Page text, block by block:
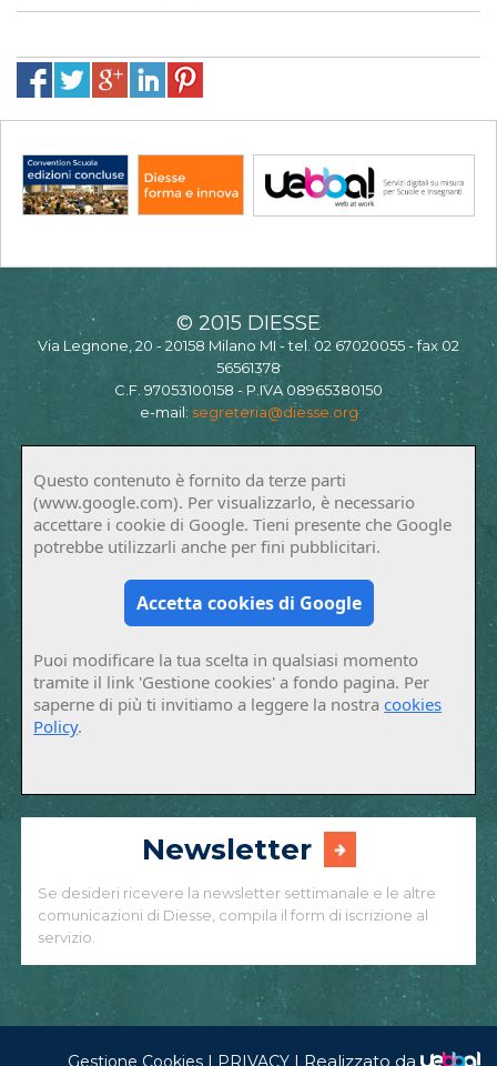
© 2015 DIESSE
Via Legnone, 20 - 20158 Milano MI - tel. 02 67020055 - fax 02
56561378
C.F. 97053100158 - P.IVA 08965380150
e-mail: segreteria@diesse.org
Questo contenuto è fornito da terze parti
(www.google.com). Per visualizzarlo, è necessario
accettare i cookie di Google. Tieni presente che Google
potrebbe utilizzarli anche per fini pubblicitari.
Accetta cookies di Google
Puoi modificare la tua scelta in qualsiasi momento
tramite il link 'Gestione cookies' a fondo pagina. Per
saperne di più ti invitiamo a leggere la nostracookies
Policy.
Newsletter
Se desideri ricevere la newsletter settimanale e le altre
comunicazioni di Diesse, compila il form di iscrizione al
servizio.
Gestione Cookies | PRIVACY | Realizzato da